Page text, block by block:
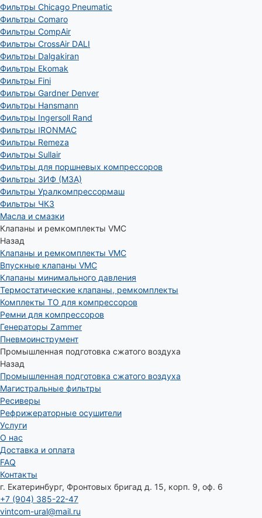
Фильтры Chicago Pneumatic
Фильтры Comaro
Фильтры CompAir
Фильтры CrossAir DALI
Фильтры Dalgakiran
Фильтры Ekomak
Фильтры Fini
Фильтры Gardner Denver
Фильтры Hansmann
Фильтры Ingersoll Rand
Фильтры IRONMAC
Фильтры Remeza
Фильтры Sullair
Фильтры для поршневых компрессоров
Фильтры ЗИФ (МЗА)
Фильтры Уралкомпрессормаш
Фильтры ЧКЗ
Масла и смазки
Клапаны и ремкомплекты VMC
Назад
Клапаны и ремкомплекты VMC
Впускные клапаны VMC
Клапаны минимального давления
Термостатические клапаны, ремкомплекты
Комплекты ТО для компрессоров
Ремни для компрессоров
Генераторы Zammer
Пневмоинструмент
Промышленная подготовка сжатого воздуха
Назад
Промышленная подготовка сжатого воздуха
Магистральные фильтры
Ресиверы
Рефрижераторные осушители
Услуги
О нас
Доставка и оплата
FAQ
Контакты
г. Екатеринбург, Фронтовых бригад д. 15, корп. 9, оф. 6
+7 (904) 385-22-47
vintcom-ural@mail.ru